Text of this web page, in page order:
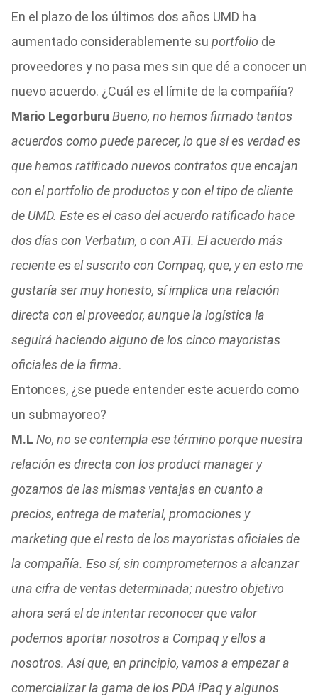
En el plazo de los últimos dos años UMD ha
aumentado considerablemente su portfolio de
proveedores y no pasa mes sin que dé a conocer un
nuevo acuerdo. ¿Cuál es el límite de la compañía?
Mario Legorburu Bueno, no hemos firmado tantos
acuerdos como puede parecer, lo que sí es verdad es
que hemos ratificado nuevos contratos que encajan
con el portfolio de productos y con el tipo de cliente
de UMD. Este es el caso del acuerdo ratificado hace
dos días con Verbatim, o con ATI. El acuerdo más
reciente es el suscrito con Compaq, que, y en esto me
gustaría ser muy honesto, sí implica una relación
directa con el proveedor, aunque la logística la
seguirá haciendo alguno de los cinco mayoristas
oficiales de la firma.
Entonces, ¿se puede entender este acuerdo como
un submayoreo?
M.L No, no se contempla ese término porque nuestra
relación es directa con los product manager y
gozamos de las mismas ventajas en cuanto a
precios, entrega de material, promociones y
marketing que el resto de los mayoristas oficiales de
la compañía. Eso sí, sin comprometernos a alcanzar
una cifra de ventas determinada; nuestro objetivo
ahora será el de intentar reconocer que valor
podemos aportar nosotros a Compaq y ellos a
nosotros. Así que, en principio, vamos a empezar a
comercializar la gama de los PDA iPaq y algunos